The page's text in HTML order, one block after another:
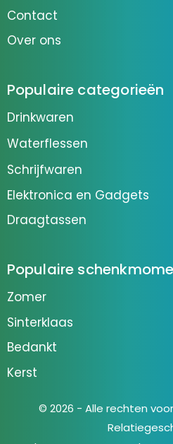
Contact
Over ons
Populaire categorieën
Drinkwaren
Waterflessen
Schrijfwaren
Elektronica en Gadgets
Draagtassen
Populaire
Zomer
Sinterklaas
Bedankt
Kerst
© 2026 - Alle rechten